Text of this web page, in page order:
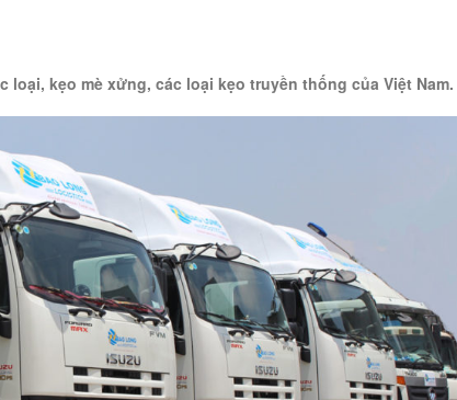
kẹo mè xửng, các loại kẹo truyền thống của Việt Nam.